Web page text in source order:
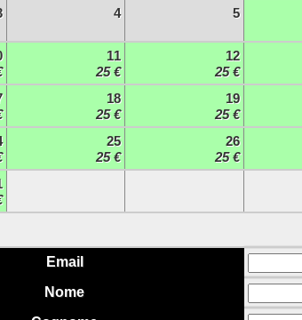
4 5
11
25 €
12
25 €
18
25 €
19
25 €
25
25 €
26
25 €
Email
Nome